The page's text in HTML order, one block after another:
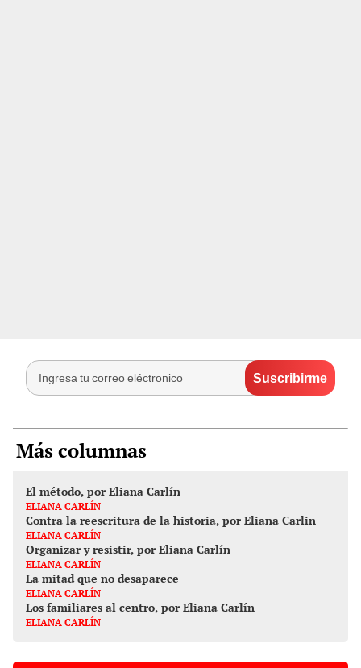
Más columnas
El método, por Eliana Carlín
ELIANA CARLÍN
Contra la reescritura de la historia, por Eliana Carlin
ELIANA CARLÍN
Organizar y resistir, por Eliana Carlín
ELIANA CARLÍN
La mitad que no desaparece
ELIANA CARLÍN
Los familiares al centro, por Eliana Carlín
ELIANA CARLÍN